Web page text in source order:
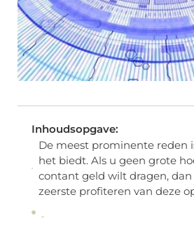
Inhoudsopgave:
De meest prominente reden
het biedt. Als u geen grote
contant geld wilt dragen,
zeerste profiteren van deze